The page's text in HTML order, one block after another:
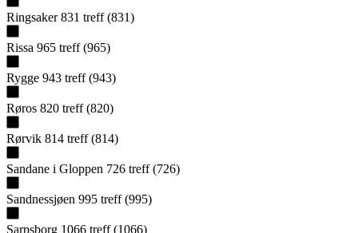
Ringsaker 831 treff (831)
Rissa 965 treff (965)
Rygge 943 treff (943)
Røros 820 treff (820)
Rørvik 814 treff (814)
Sandane i Gloppen 726 treff (726)
Sandnessjøen 995 treff (995)
Sarpsborg 1066 treff (1066)